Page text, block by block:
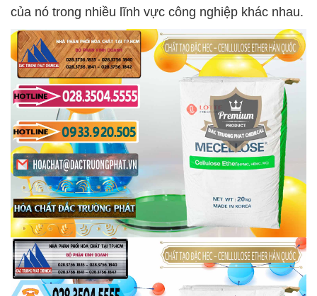
của nó trong nhiều lĩnh vực công nghiệp khác nhau.